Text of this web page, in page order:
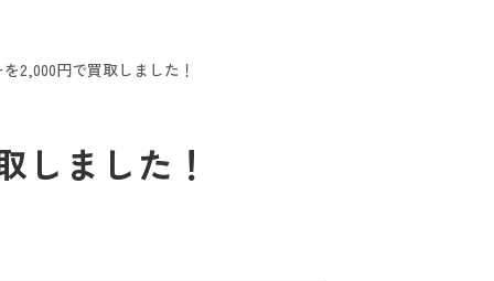
2,000円で買取しました！
しました！